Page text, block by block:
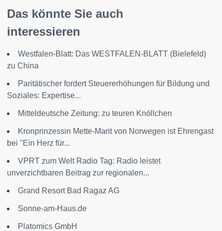
Das könnte Sie auch
interessieren
Westfalen-Blatt: Das WESTFALEN-BLATT (Bielefeld)
zu China
Paritätischer fordert Steuererhöhungen für Bildung und
Soziales: Expertise...
Mitteldeutsche Zeitung: zu teuren Knöllchen
Kronprinzessin Mette-Marit von Norwegen ist Ehrengast
bei "Ein Herz für...
VPRT zum Welt Radio Tag: Radio leistet
unverzichtbaren Beitrag zur regionalen...
Grand Resort Bad Ragaz AG
Sonne-am-Haus.de
Platomics GmbH